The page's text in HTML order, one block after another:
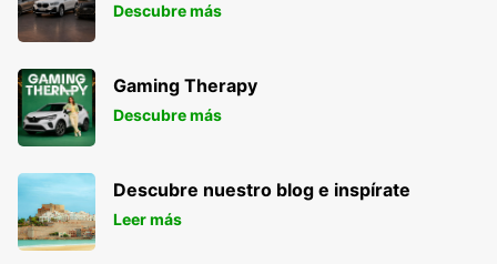
Descubre más
Gaming Therapy
Descubre más
Descubre nuestro blog e inspírate
Leer más